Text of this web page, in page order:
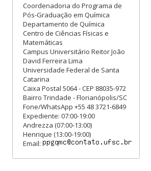
Coordenadoria do Programa de
Pós-Graduação em Química
Departamento de Química
Centro de Ciências Físicas e
Matemáticas
Campus Universitário Reitor João
David Ferreira Lima
Universidade Federal de Santa
Catarina
Caixa Postal 5064 - CEP 88035-972
Bairro Trindade - Florianópolis/SC
Fone/WhatsApp +55 48 3721-6849
Expediente: 07:00-19:00
Andrezza (07:00-13:00)
Henrique (13:00-19:00)
Email: